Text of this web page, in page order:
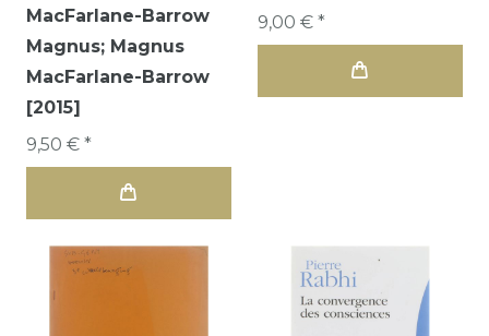
MacFarlane-Barrow
Magnus; Magnus
MacFarlane-Barrow
[2015]
9,50 € *
9,00 € *